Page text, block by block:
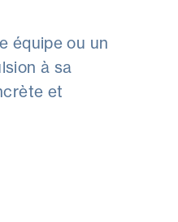
équipe ou un
à sa
et